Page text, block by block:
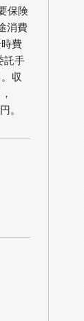
保険
消費
費
託手
収
。